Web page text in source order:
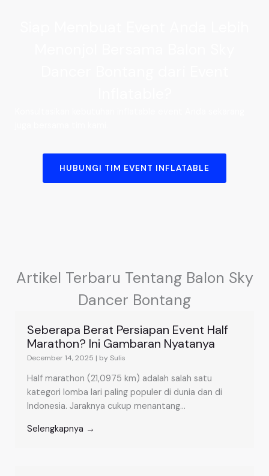
HUBUNGI TIM EVENT INFLATABLE
Artikel Terbaru Tentang Balon Sky
Dancer Bontang
Seberapa Berat Persiapan Event Half
Marathon? Ini Gambaran Nyatanya
December 14, 2025 | by Sulis
Half marathon (21,0975 km) adalah salah satu
kategori lomba lari paling populer di dunia dan di
Indonesia. Jaraknya cukup menantang...
Selengkapnya →